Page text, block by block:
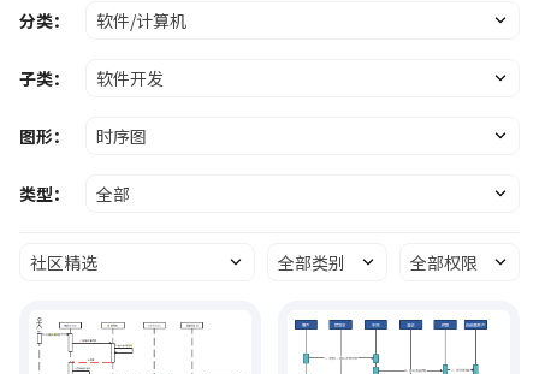
分类： 软件/计算机
子类： 软件开发
图形： 时序图
类型： 全部
社区精选 全部类别 全部权限